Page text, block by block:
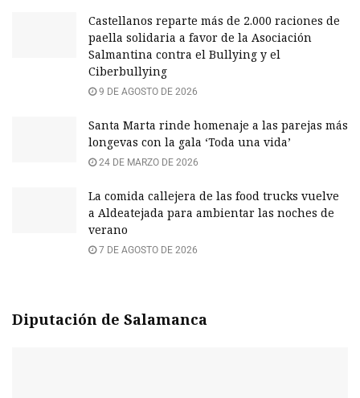
Castellanos reparte más de 2.000 raciones de
paella solidaria a favor de la Asociación
Salmantina contra el Bullying y el
Ciberbullying
9 DE AGOSTO DE 2026
Santa Marta rinde homenaje a las parejas más
longevas con la gala ‘Toda una vida’
24 DE MARZO DE 2026
La comida callejera de las food trucks vuelve
a Aldeatejada para ambientar las noches de
verano
7 DE AGOSTO DE 2026
Diputación de Salamanca